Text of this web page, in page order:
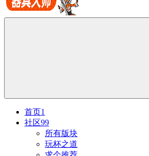
首页1
社区99
所有版块
玩杯之道